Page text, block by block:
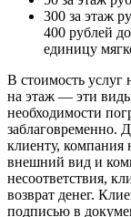
300 за этаж
400 рублей
единицу
В стоимость услуг
на этаж — эти
необходимости
заблаговременно.
клиенту, компания
внешний вид и
несоответствия,
возврат денег.
подписью в